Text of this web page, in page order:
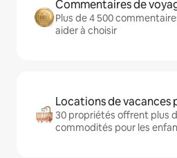
Commentaires de
Plus de 4 500
aider à choisir
Locations de vacances
30 propriétés offrent plus
commodités pour les